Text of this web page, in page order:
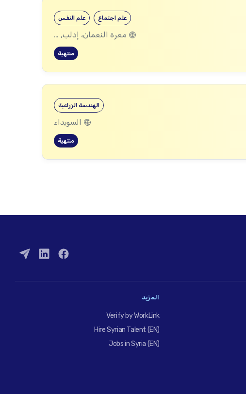
علم النفس علم اجتماع
معرة النعمان، إدلب, قسطل معاف، اللاذقية, تلبيسة، حمص
منتهية
الهندسة الزراعية
السويداء
منتهية
المزيد
Verify by WorkLink
Hire Syrian Talent (EN)
Jobs in Syria (EN)